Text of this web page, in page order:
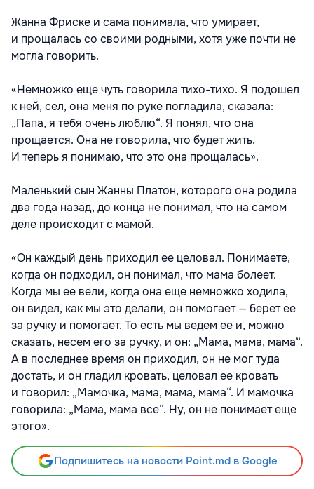
Жанна Фриске и сама понимала, что умирает,
и прощалась со своими родными, хотя уже почти не
могла говорить.
«Немножко еще чуть говорила тихо-тихо. Я подошел
к ней, сел, она меня по руке погладила, сказала:
„Папа, я тебя очень люблю“. Я понял, что она
прощается. Она не говорила, что будет жить.
И теперь я понимаю, что это она прощалась».
Маленький сын Жанны Платон, которого она родила
два года назад, до конца не понимал, что на самом
деле происходит с мамой.
«Он каждый день приходил ее целовал. Понимаете,
когда он подходил, он понимал, что мама болеет.
Когда мы ее вели, когда она еще немножко ходила,
он видел, как мы это делали, он помогает — берет ее
за ручку и помогает. То есть мы ведем ее и, можно
сказать, несем его за ручку, и он: „Мама, мама, мама“.
А в последнее время он приходил, он не мог туда
достать, и он гладил кровать, целовал ее кровать
и говорил: „Мамочка, мама, мама, мама“. И мамочка
говорила: „Мама, мама все“. Ну, он не понимает еще
этого».
Подпишитесь на новости Point.md в Google